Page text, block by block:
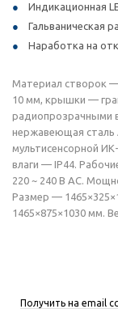
Индикационная
Гальваническая
Наработка на
Материал створок
10 мм, крышки —
радиопрозрачными
нержавеющая сталь
мультисенсорной
влаги — IP44.
220 ~ 240 В AC.
Размер —
1465×875×1030 мм.
Получить на email